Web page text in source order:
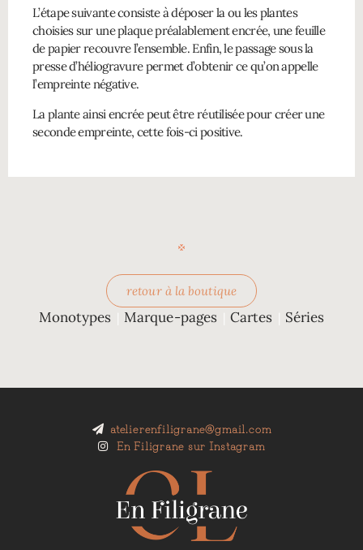
L’étape suivante consiste à déposer la ou les plantes
choisies sur une plaque préalablement encrée, une feuille
de papier recouvre l’ensemble. Enfin, le passage sous la
presse d’héliogravure permet d’obtenir ce qu’on appelle
l’empreinte négative.
La plante ainsi encrée peut être réutilisée pour créer une
seconde empreinte, cette fois-ci positive.
retour à la boutique
Monotypes Marque-pages Cartes Séries
atelierenfiligrane@gmail.com
En Filigrane sur Instagram